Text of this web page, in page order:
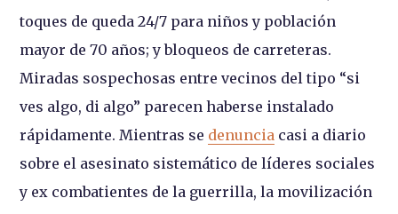
toques de queda 24/7 para niños y población
mayor de 70 años; y bloqueos de carreteras.
Miradas sospechosas entre vecinos del tipo “si
ves algo, di algo” parecen haberse instalado
rápidamente. Mientras se denuncia casi a diario
sobre el asesinato sistemático de líderes sociales
y ex combatientes de la guerrilla, la movilización